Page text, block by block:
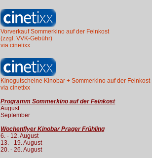
Vorverkauf Sommerkino auf der Feinkost
(zzgl. VVK-Gebühr)
via cinetixx
Kinogutscheine Kinobar + Sommerkino auf der Feinkost
via cinetixx
Programm Sommerkino auf der Feinkost
August
September
Wochenflyer Kinobar Prager Frühling
6. - 12. August
13. - 19. August
20. - 26. August